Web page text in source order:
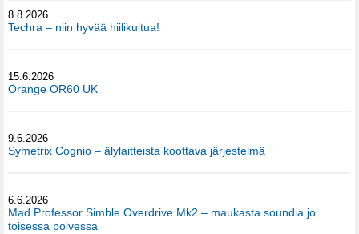
8.8.2026
Techra – niin hyvää hiilikuitua!
15.6.2026
Orange OR60 UK
9.6.2026
Symetrix Cognio – älylaitteista koottava järjestelmä
6.6.2026
Mad Professor Simble Overdrive Mk2 – maukasta soundia jo
toisessa polvessa